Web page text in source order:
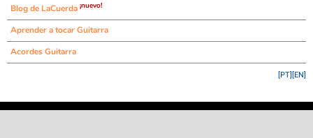
Blog de LaCuerda ¡nuevo!
Aprender a tocar Guitarra
Acordes Guitarra
[EN]
[PT]